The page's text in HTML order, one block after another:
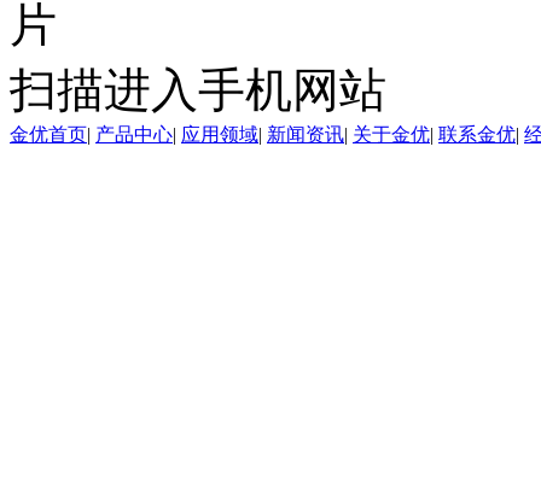
扫描进入手机网站
金优首页| 产品中心| 应用领域| 新闻资讯| 关于金优| 联系金优|